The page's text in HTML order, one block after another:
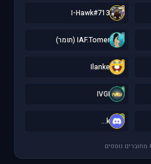
I
I-Hawk#713
I IAF.Tomer (תומר)
I
Ilanke
I
IVGI
k
k...